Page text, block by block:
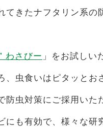
きたナフタリン系の
わさびー 」をお試しい
虫食いはピタッとお
虫対策にご採用いた
も有効で、様々な研